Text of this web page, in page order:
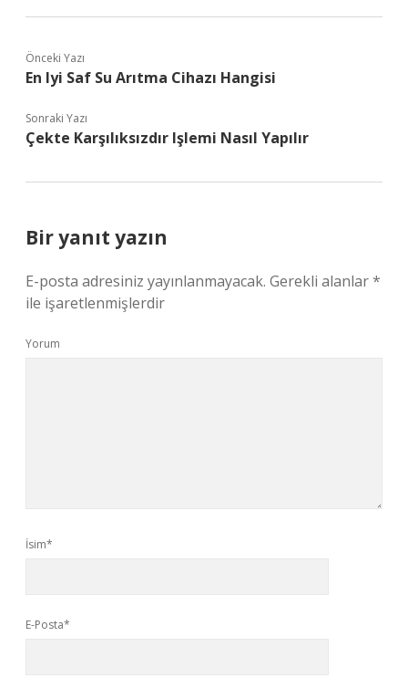
Önceki Yazı
En Iyi Saf Su Arıtma Cihazı Hangisi
Sonraki Yazı
Çekte Karşılıksızdır Işlemi Nasıl Yapılır
Bir yanıt yazın
E-posta adresiniz yayınlanmayacak. Gerekli alanlar*
ile işaretlenmişlerdir
Yorum
İsim*
E-Posta*